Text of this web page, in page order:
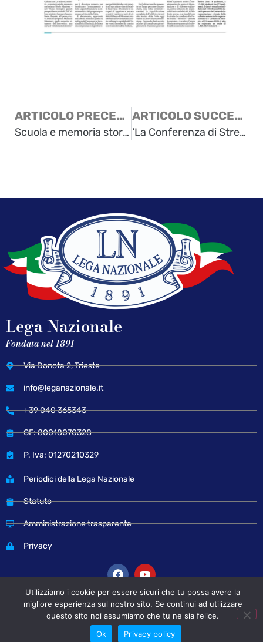
ARTICOLO PRECEDENTE
Scuola e memoria storica: revisione delle Indicazioni nazionali e il tema delle foibe
ARTICOLO SUCCESSIVO
‘La Conferenza di Stresa novant’anni dopo’ – Venerdì 11 aprile – Aula Magna Liceo ‘Dante Alighieri’ di Trieste
Lega Nazionale
Fondata nel 1891
Via Donota 2, Trieste
info@leganazionale.it
+39 040 365343
CF: 80018070328
P. Iva: 01270210329
Periodici della Lega Nazionale
Statuto
Amministrazione trasparente
Privacy
© Copyright 2024 Lega Nazionale
Utilizziamo i cookie per essere sicuri che tu possa avere la
migliore esperienza sul nostro sito. Se continui ad utilizzare
questo sito noi assumiamo che tu ne sia felice.
Ok
Privacy policy